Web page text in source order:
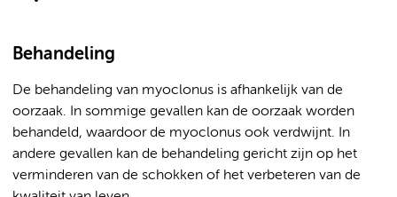
Behandeling
De behandeling van myoclonus is afhankelijk van de
oorzaak. In sommige gevallen kan de oorzaak worden
behandeld, waardoor de myoclonus ook verdwijnt. In
andere gevallen kan de behandeling gericht zijn op het
verminderen van de schokken of het verbeteren van de